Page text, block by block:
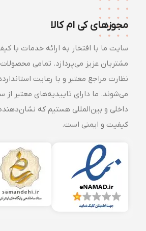
مجوزهای کی ام کالا
سایت ما با افتخار به ارائه خدمات با
مشتریان عزیز می‌پردازد. تمامی محصولات
نظارت مراجع معتبر و با رعایت استانداردهای
می‌شوند. ما دارای تاییدیه‌های معتبر از
داخلی و بین‌المللی هستیم که نشان‌دهنده‌ی
کیفیت و ایمنی است.